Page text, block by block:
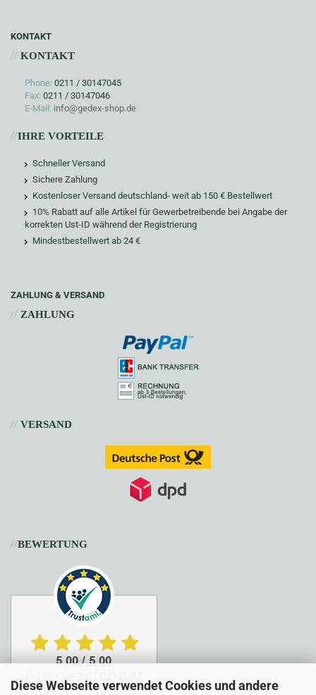
Diese Webseite verwendet Cookies und andere
KONTAKT
// KONTAKT
Phone: 0211 / 30147045
Fax: 0211 / 30147046
E-Mail: info@gedex-shop.de
//IHRE VORTEILE
Schneller Versand
Sichere Zahlung
Kostenloser Versand deutschland- weit ab 150 € Bestellwert
10% Rabatt auf alle Artikel für Gewerbetreibende bei Angabe der
korrekten Ust-ID während der Registrierung
Mindestbestellwert ab 24 €
ZAHLUNG & VERSAND
// ZAHLUNG
// VERSAND
//BEWERTUNG